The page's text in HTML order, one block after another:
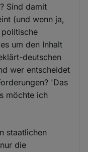
Sind damit
(und wenn ja,
um den Inhalt
deutschen
wer entscheidet
'Das
möchte ich
staatlichen
die